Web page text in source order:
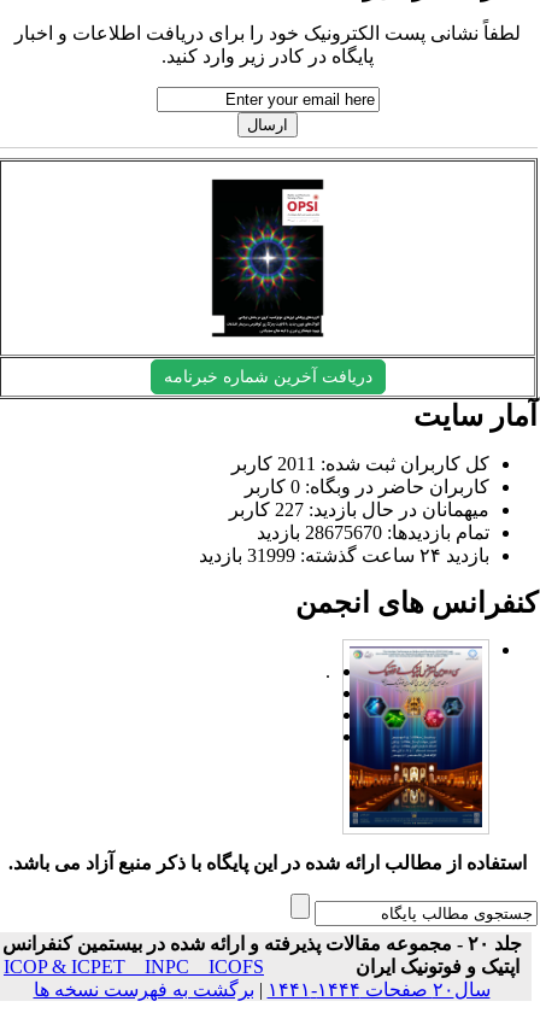
لطفاً نشانی پست الکترونیک خود را برای دریافت اطلاعات و اخبار
پایگاه در کادر زیر وارد کنید.
دریافت آخرین شماره خبرنامه
سایت
کل کاربران ثبت شده: 2011 کاربر
کاربران حاضر در وبگاه: 0 کاربر
میهمانان در حال بازدید: 227 کاربر
تمام بازدید‌ها: 28675670 بازدید
بازدید ۲۴ ساعت گذشته: 31999 بازدید
های انجمن
.
استفاده از مطالب ارائه شده در این پایگاه با ذکر منبع آزاد می باشد.
جلد ۲۰ - مجموعه مقالات پذیرفته و ارائه شده در بیستمین کنفرانس
اپتیک و فوتونیک ایران
ICOP & ICPET _ INPC _ ICOFS
سال۲۰ صفحات ۱۴۴۴-۱۴۴۱
| برگشت به فهرست نسخه ها